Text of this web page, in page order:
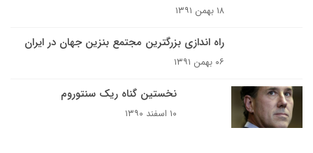
۱۸ بهمن ۱۳۹۱
راه اندازی بزرگترین مجتمع بنزین جهان در ایران
۰۶ بهمن ۱۳۹۱
نخستین گناه ریک سنتوروم
۱۰ اسفند ۱۳۹۰